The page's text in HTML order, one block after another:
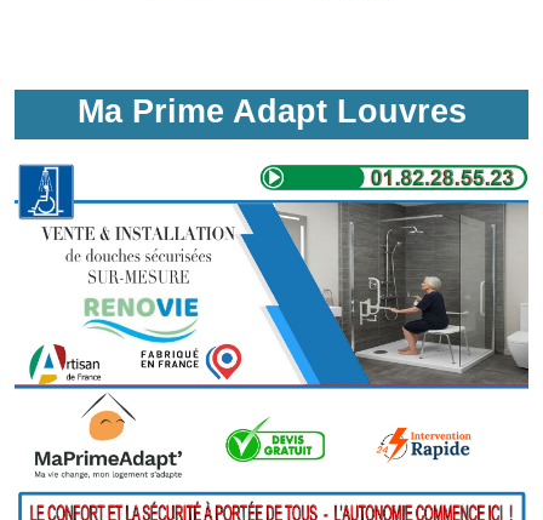
Ma Prime Adapt Louvres